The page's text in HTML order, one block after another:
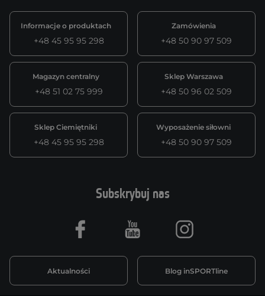
Informacje o produktach
+48 45 95 95 298
Zamówienia
+48 50 90 97 509
Magazyn centralny
+48 51 02 75 999
Sklep Warszawa
+48 50 96 02 509
Sklep Ciemiętniki
+48 45 95 95 298
Wyposażenie siłowni
+48 50 90 97 509
Subskrybuj nas
Aktualności Blog inSPORTline
Facebook Youtube Instagram